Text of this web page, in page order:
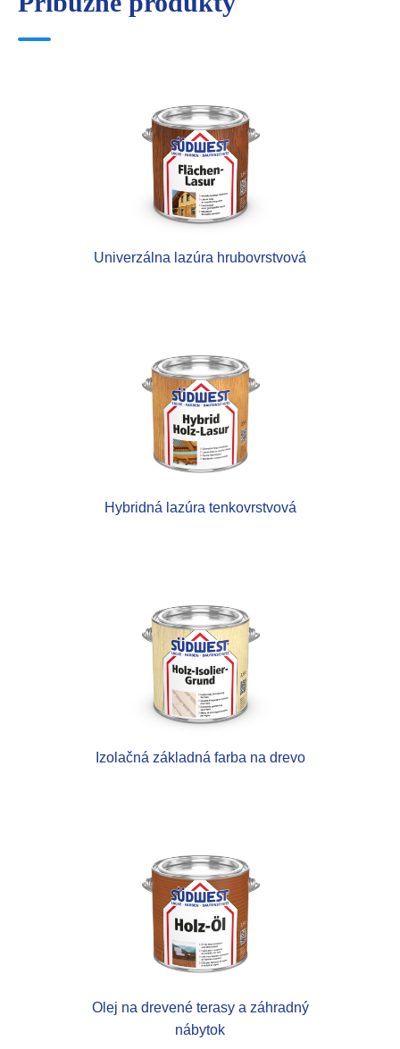
Univerzálna lazúra hrubovrstvová
Hybridná lazúra tenkovrstvová
Izolačná základná farba na drevo
Olej na drevené terasy a záhradný
nábytok